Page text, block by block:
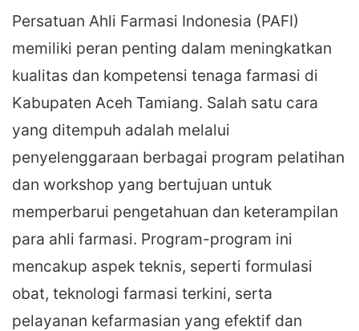
Persatuan Ahli Farmasi Indonesia (PAFI)
memiliki peran penting dalam meningkatkan
kualitas dan kompetensi tenaga farmasi di
Kabupaten Aceh Tamiang. Salah satu cara
yang ditempuh adalah melalui
penyelenggaraan berbagai program pelatihan
dan workshop yang bertujuan untuk
memperbarui pengetahuan dan keterampilan
para ahli farmasi. Program-program ini
mencakup aspek teknis, seperti formulasi
obat, teknologi farmasi terkini, serta
pelayanan kefarmasian yang efektif dan